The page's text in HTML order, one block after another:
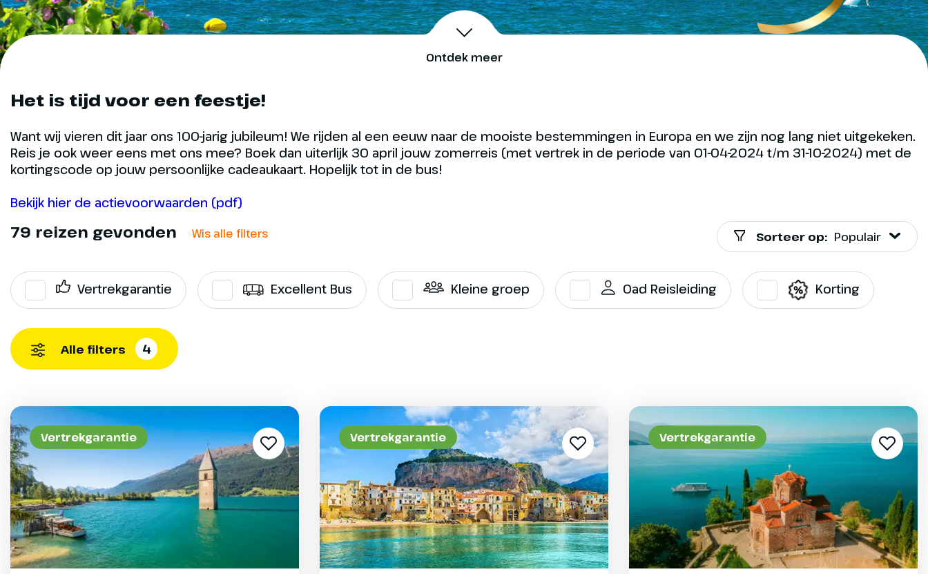
Ontdek meer
Het is tijd voor een feestje!
Want wij vieren dit jaar ons 100-jarig jubileum! We rijden al een eeuw naar de mooiste bestemmingen in Europa en we zijn nog lang niet uitgekeken.
Reis je ook weer eens met ons mee? Boek dan uiterlijk 30 april jouw zomerreis (met vertrek in de periode van 01-04-2024 t/m 31-10-2024) met de
kortingscode op jouw persoonlijke cadeaukaart. Hopelijk tot in de bus!
Bekijk hier de actievoorwaarden (pdf)
79 reizen gevonden Wis alle filters Sorteer op: Populair
Vertrekgarantie Excellent Bus Kleine groep Oad Reisleiding Korting
Alle filters 4
Vertrekgarantie Vertrekgarantie Vertrekgarantie